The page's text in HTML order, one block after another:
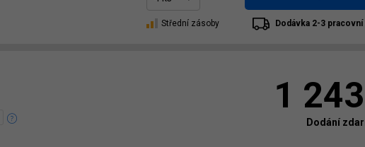
Střední zásoby Dodávka 2-3 pracovní
1 243
Dodání